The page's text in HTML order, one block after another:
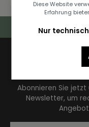
Abonnieren Sie
Newsletter, um
Diese Website
Erfahrung
Nur